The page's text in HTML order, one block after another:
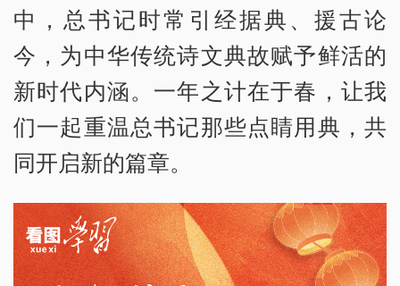
中，总书记时常引经据典、援古论
今，为中华传统诗文典故赋予鲜活的
新时代内涵。一年之计在于春，让我
们一起重温总书记那些点睛用典，共
同开启新的篇章。